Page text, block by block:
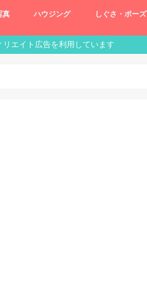
真 ハウジング しぐさ・ポーズ
リエイト広告を利用しています